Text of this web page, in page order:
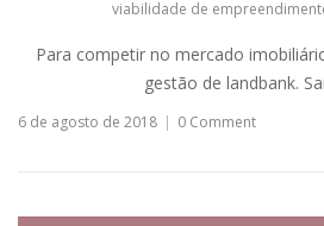
viabilidade de
Para competir no mercado
gestão de landbank.
6 de agosto de 2018 | 0 Comment